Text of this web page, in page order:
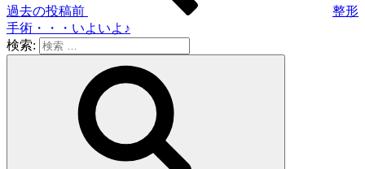
過去の投稿前
整形
手術・・・いよいよ♪
検索: